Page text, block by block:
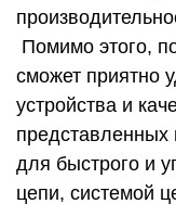
Помимо этого,
сможет приятно
устройства и
представленных
для быстрого и
цепи, системой